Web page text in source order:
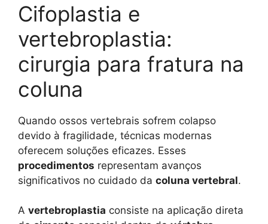
Cifoplastia e
vertebroplastia:
cirurgia para fratura na
coluna
Quando ossos vertebrais sofrem colapso
devido à fragilidade, técnicas modernas
oferecem soluções eficazes. Esses
procedimentos representam avanços
significativos no cuidado da coluna vertebral.
A vertebroplastia consiste na aplicação direta